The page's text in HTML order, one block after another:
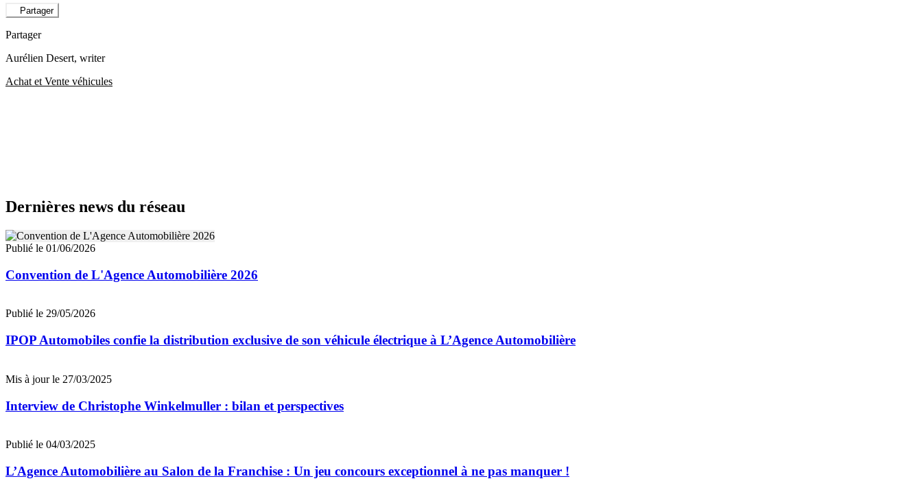
Partager
Partager
Aurélien Desert, writer
Achat et Vente véhicules
Dernières news du réseau
Publié le 01/06/2026
Convention de L'Agence Automobilière 2026
Publié le 29/05/2026
IPOP Automobiles confie la distribution exclusive de son véhicule électrique à L’Agence Automobilière
Mis à jour le 27/03/2025
Interview de Christophe Winkelmuller : bilan et perspectives
Publié le 04/03/2025
L’Agence Automobilière au Salon de la Franchise : Un jeu concours exceptionnel à ne pas manquer !